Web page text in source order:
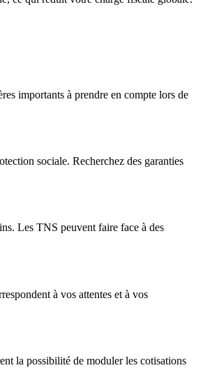
importants à prendre en compte lors de
sociale. Recherchez des garanties
Les TNS peuvent faire face à des
à vos attentes et à vos
la possibilité de moduler les cotisations